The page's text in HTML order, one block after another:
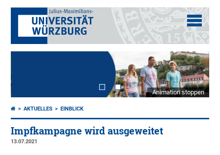
Animation stoppen
AKTUELLES EINBLICK
Impfkampagne wird ausgeweitet
13.07.2021